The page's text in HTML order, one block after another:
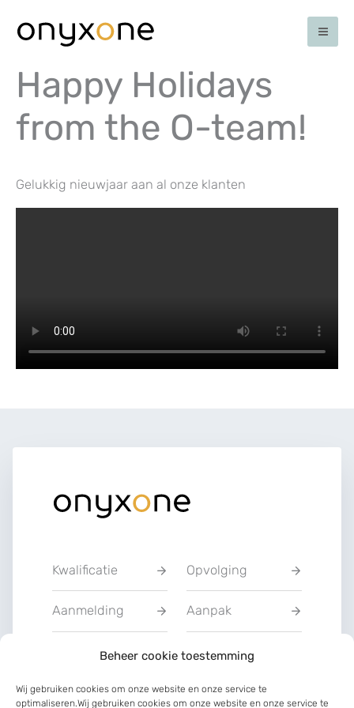
Beheer cookie toestemming
Wij gebruiken cookies om onze website en onze service te
optimaliseren.Wij gebruiken cookies om onze website en onze service te
naar
inhoudHappy Holidays
from the O-team!
Gelukkig nieuwjaar aan al onze klanten
Kwalificatie Opvolging
Aanmelding Aanpak
Privacyverklarin